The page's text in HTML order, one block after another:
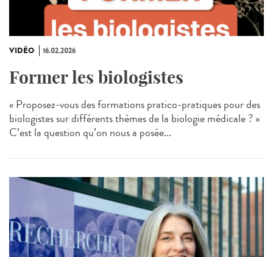
VIDÉO 16.02.2026
Former les biologistes
« Proposez‑vous des formations pratico‑pratiques pour des
biologistes sur différents thèmes de la biologie médicale ? »
C’est la question qu’on nous a posée...